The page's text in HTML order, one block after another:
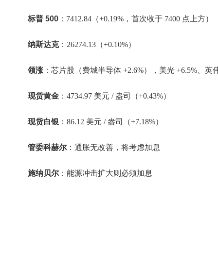
标普 500 ：7412.84（+0.19%，首次收于 7400 点上方）
纳斯达克：26274.13（+0.10%）
领涨 ：芯片股（费城半导体 +2.6%），美光 +6.5%、英
现货黄金 ：4734.97 美元 / 盎司（+0.43%）
现货白银 ：86.12 美元 / 盎司（+7.18%）
管委科赫尔 ：通胀无改善，将考虑加息
施纳贝尔 ：能源冲击扩大则必须加息